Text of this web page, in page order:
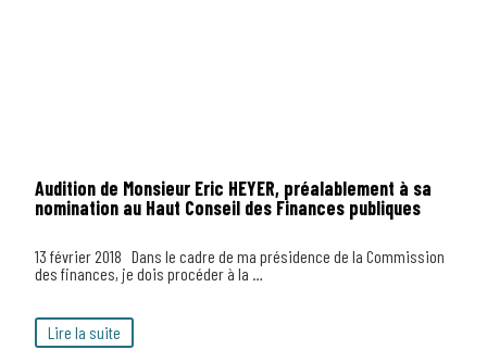
Audition de Monsieur Eric HEYER, préalablement à sa
nomination au Haut Conseil des Finances publiques
13 février 2018 Dans le cadre de ma présidence de la Commission
des finances, je dois procéder à la …
Lire la suite